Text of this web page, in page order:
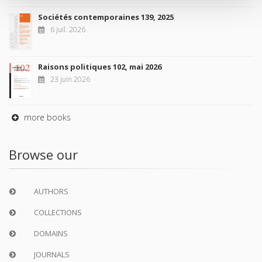
Sociétés contemporaines 139, 2025
6 juil. 2026
Raisons politiques 102, mai 2026
23 juin 2026
more books
Browse our
AUTHORS
COLLECTIONS
DOMAINS
JOURNALS